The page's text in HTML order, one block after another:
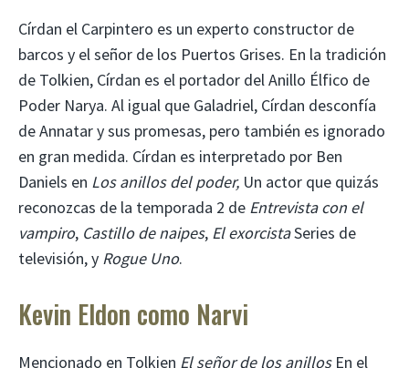
Círdan el Carpintero es un experto constructor de
barcos y el señor de los Puertos Grises. En la tradición
de Tolkien, Círdan es el portador del Anillo Élfico de
Poder Narya. Al igual que Galadriel, Círdan desconfía
de Annatar y sus promesas, pero también es ignorado
en gran medida. Círdan es interpretado por Ben
Daniels en Los anillos del poder, Un actor que quizás
reconozcas de la temporada 2 de Entrevista con el
vampiro, Castillo de naipes, El exorcistaSeries de
televisión, y Rogue Uno.
Kevin Eldon como Narvi
Mencionado en Tolkien El señor de los anillos En el